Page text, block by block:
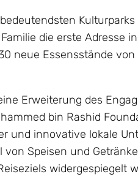
die erste Adresse
neue Essensstände
Erweiterung des
bin Rashid
und innovative lokale
von Speisen und
widergespiegelt